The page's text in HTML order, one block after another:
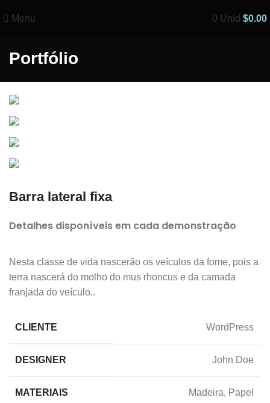
Menu 0 Unid $0.00
Portfólio
Barra lateral fixa
Detalhes disponíveis em cada demonstração
Nesta classe de vida nascerão os veículos da fome, pois a
terra nascerá do molho do mus rhoncus e da camada
franjada do veículo..
CLIENTE WordPress
DESIGNER John Doe
MATERIAIS Madeira, Papel